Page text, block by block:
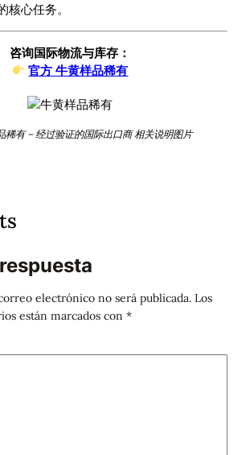
核心任务。
咨询国际物流与库存：
官方 牛黄样品稀有
稀有 – 经过验证的国际出口商 相关说明图片
electrónico no será publicada. Los
están marcados con *